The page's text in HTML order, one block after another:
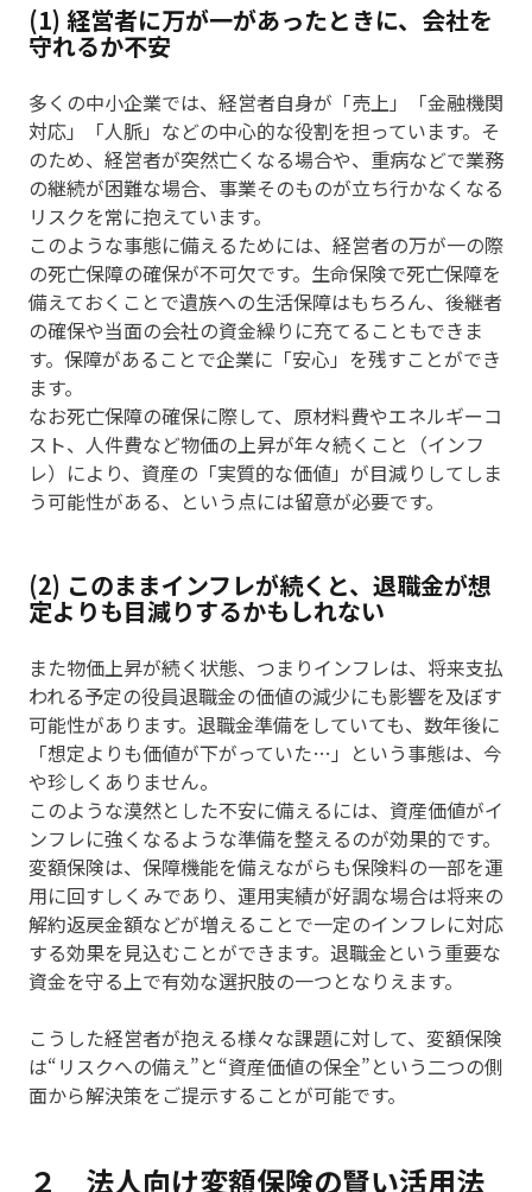
(1) 経営者に万が一があったときに、会社を
守れるか不安
多くの中小企業では、経営者自身が「売上」「金融機関
対応」「人脈」などの中心的な役割を担っています。そ
のため、経営者が突然亡くなる場合や、重病などで業務
の継続が困難な場合、事業そのものが立ち行かなくなる
リスクを常に抱えています。
このような事態に備えるためには、経営者の万が一の際
の死亡保障の確保が不可欠です。生命保険で死亡保障を
備えておくことで遺族への生活保障はもちろん、後継者
の確保や当面の会社の資金繰りに充てることもできま
す。保障があることで企業に「安心」を残すことができ
ます。
なお死亡保障の確保に際して、原材料費やエネルギーコ
スト、人件費など物価の上昇が年々続くこと（インフ
レ）により、資産の「実質的な価値」が目減りしてしま
う可能性がある、という点には留意が必要です。
(2) このままインフレが続くと、退職金が想
定よりも目減りするかもしれない
また物価上昇が続く状態、つまりインフレは、将来支払
われる予定の役員退職金の価値の減少にも影響を及ぼす
可能性があります。退職金準備をしていても、数年後に
「想定よりも価値が下がっていた…」という事態は、今
や珍しくありません。
このような漠然とした不安に備えるには、資産価値がイ
ンフレに強くなるような準備を整えるのが効果的です。
変額保険は、保障機能を備えながらも保険料の一部を運
用に回すしくみであり、運用実績が好調な場合は将来の
解約返戻金額などが増えることで一定のインフレに対応
する効果を見込むことができます。退職金という重要な
資金を守る上で有効な選択肢の一つとなりえます。
こうした経営者が抱える様々な課題に対して、変額保険
は“リスクへの備え”と“資産価値の保全”という二つの側
面から解決策をご提示することが可能です。
２ 法人向け変額保険の賢い活用法